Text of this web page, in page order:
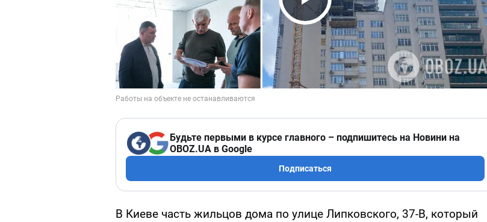
Play Video
Будьте первыми в курсе главного – подпишитесь на Новини на
OBOZ.UA в Google
Подписаться
В Киеве часть жильцов дома по улице Липковского, 37-В, который